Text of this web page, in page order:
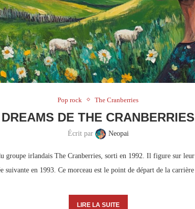
Pop rock The Cranberries
DREAMS DE THE CRANBERRIES
Écrit par Neopai
groupe irlandais The Cranberries, sorti en 1992. Il figure sur
suivante en 1993. Ce morceau est le point de départ de la
LIRE LA SUITE